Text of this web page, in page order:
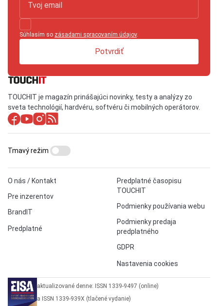
Súhlasím so zásadami spracovaním údajov.
Potvrdiť
TOUCHIT je magazín prinášajúci novinky, testy a analýzy zo
sveta technológií, hardvéru, softvéru či mobilných operátorov.
O nás / Kontakt
Pre inzerentov
BrandIT
Predplatné
Predplatné časopisu
TOUCHIT
Podmienky používania webu
Podmienky predaja
predplatného
GDPR
Nastavenia cookies
Tmavý režim
aktualizované denne: ISSN 1339-9497 (online)
a ISSN 1339-939X (tlačené vydanie)